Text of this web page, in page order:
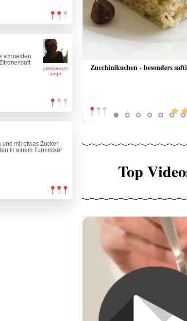
julielovesm
ango
schneiden
und mit etwas Zucker
in einem Turmmixer
Zucchinikuchen - besonders
Top